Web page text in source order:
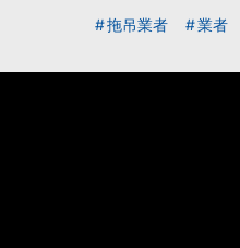
拖吊業者 業者